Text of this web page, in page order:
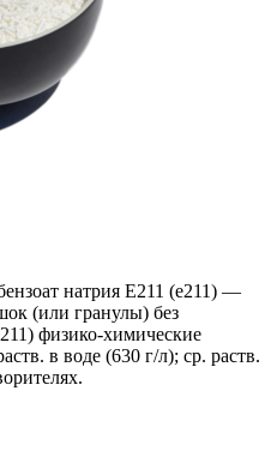
натрия Е211 (e211) —
(или гранулы) без
физико-химические
в воде (630 г/л); ср. раств.